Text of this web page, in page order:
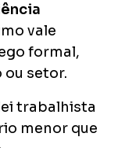
vale
formal,
setor.
trabalhista
menor que